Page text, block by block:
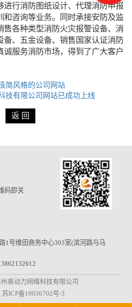
进行消防图纸设计、代理消防申报
和咨询等业务。同时承接安防及监
售各种类型消防火灾报警设备、消
备、五金设备、销售国家认证消防
诚服务消防市场，得到了广大客户
简风格的公司网站
技有限公司网站已成功上线
码即关
1号维田商务中心303室(滨河路与马
易动力网络科技有限公司
苏ICP备10036702号-3